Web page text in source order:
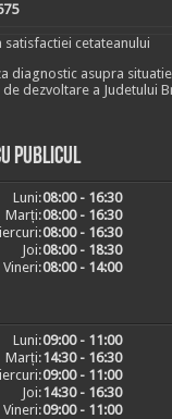
satisfactiei cetateanului
diagnostic asupra
dezvoltare a Judetului
publicul
Luni:08:00 - 16:30
Marți:08:00 - 16:30
08:00 - 16:30
Joi:08:00 - 18:30
Vineri:08:00 - 14:00
Luni:09:00 - 11:00
Marți:14:30 - 16:30
09:00 - 11:00
Joi:14:30 - 16:30
Vineri:09:00 - 11:00